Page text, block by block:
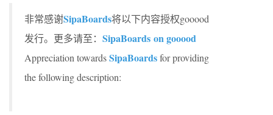
非常感谢SipaBoards将以下内容授权gooood
发行。更多请至： SipaBoards on gooood
Appreciation towardsSipaBoardsfor providing
the following description: